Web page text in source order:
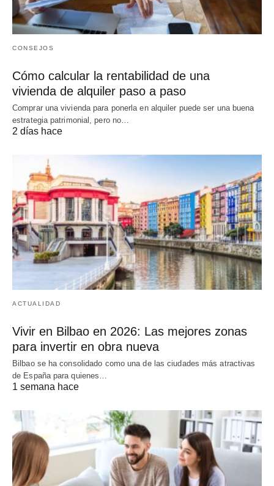
CONSEJOS
Cómo calcular la rentabilidad de una
vivienda de alquiler paso a paso
Comprar una vivienda para ponerla en alquiler puede ser una buena
estrategia patrimonial, pero no…
2 días hace
ACTUALIDAD
Vivir en Bilbao en 2026: Las mejores zonas
para invertir en obra nueva
Bilbao se ha consolidado como una de las ciudades más atractivas
de España para quienes…
1 semana hace